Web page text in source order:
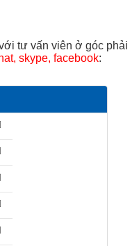
tư vấn viên ở góc phải
skype, facebook: